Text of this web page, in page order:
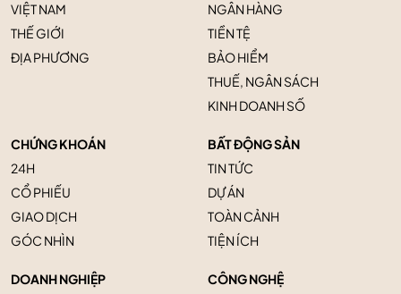
VIỆT NAM
THẾ GIỚI
ĐỊA PHƯƠNG
NGÂN HÀNG
TIỀN TỆ
BẢO HIỂM
THUẾ, NGÂN SÁCH
KINH DOANH SỐ
CHỨNG KHOÁN
24H
CỔ PHIẾU
GIAO DỊCH
GÓC NHÌN
BẤT ĐỘNG SẢN
TIN TỨC
DỰ ÁN
TOÀN CẢNH
TIỆN ÍCH
DOANH NGHIỆP
CÔNG NGHỆ